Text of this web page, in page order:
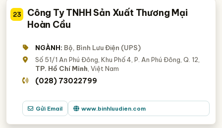
23
Công Ty TNHH Sản Xuất Thương Mại
Hoàn Cầu
NGÀNH: Bộ, Bình Lưu Điện (UPS)
Số 51/1 An Phú Đông, Khu Phố 4, P. An Phú Đông, Q. 12,
TP. Hồ Chí Minh, Việt Nam
(028) 73022799
Gửi Email www.binhluudien.com